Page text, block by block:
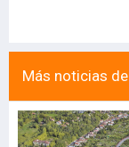
Más noticias de